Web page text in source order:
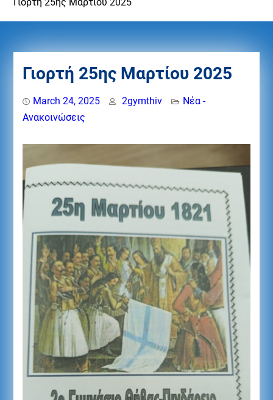
Γιορτή 25ης Μαρτίου 2025
March 24, 2025 2gymthiv
Νέα -
Ανακοινώσεις